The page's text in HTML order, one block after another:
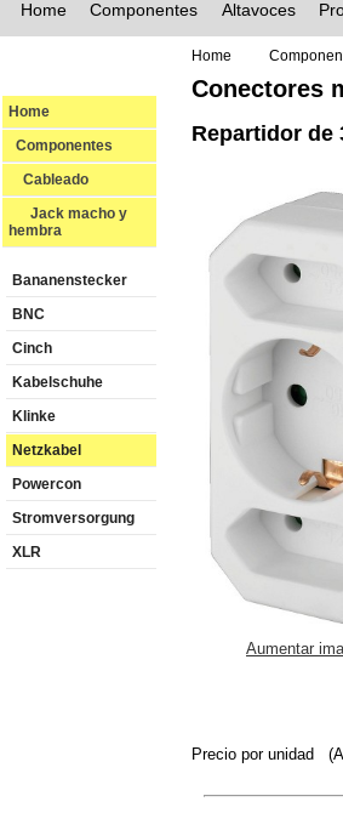
Home Componentes Altavoces
Home
Home
Componentes
Cableado
Jack macho y
hembra
Bananenstecker
BNC
Cinch
Kabelschuhe
Klinke
Netzkabel
Powercon
Stromversorgung
XLR
Conectores
Repartidor de
Aumentar
Precio por unidad